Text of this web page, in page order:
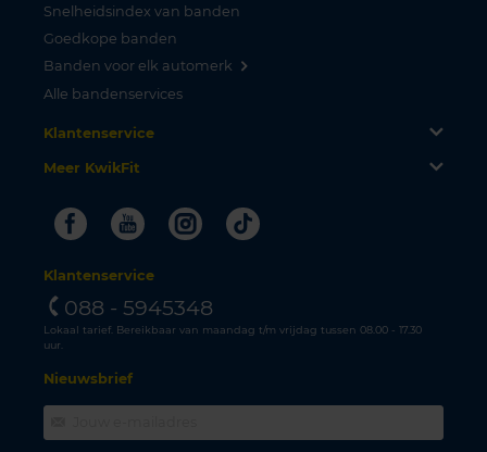
Snelheidsindex van banden
Goedkope banden
Banden voor elk automerk
Alle bandenservices
Klantenservice
Meer KwikFit
FacebookYoutubeInstagram
Tiktok
Klantenservice
088 - 5945348
Lokaal tarief. Bereikbaar van maandag t/m vrijdag tussen 08.00 - 17.30
uur.
Nieuwsbrief